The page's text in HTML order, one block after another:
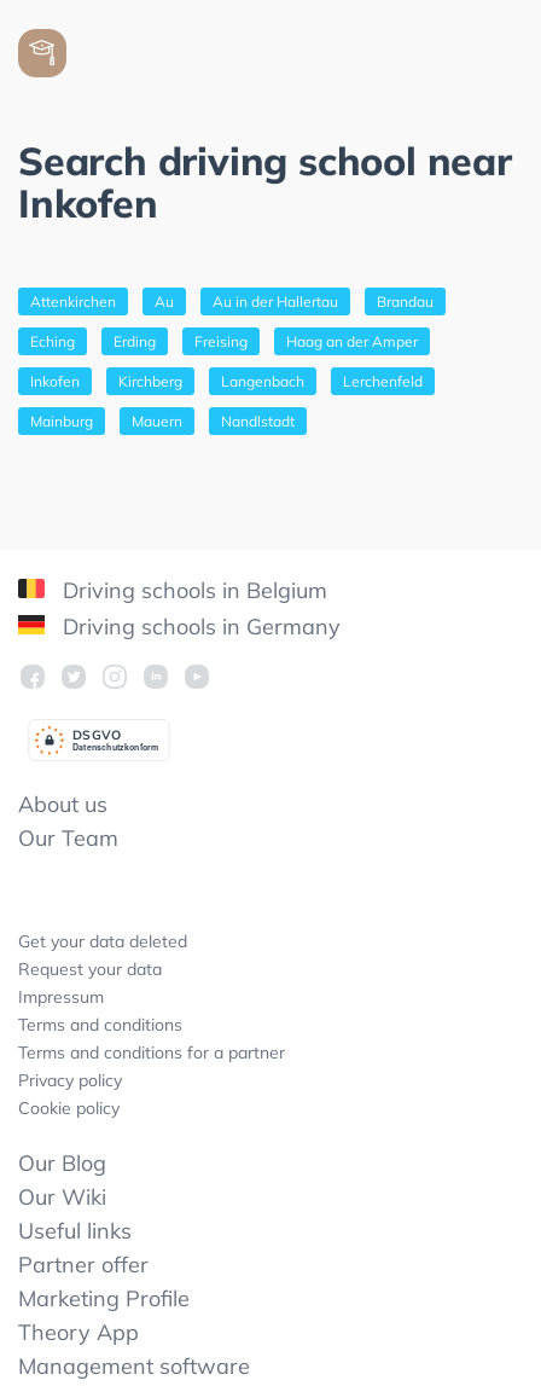
Search driving school near
Inkofen
Attenkirchen Au Au in der Hallertau Brandau
Eching Erding Freising Haag an der Amper
Inkofen Kirchberg Langenbach Lerchenfeld
Mainburg Mauern Nandlstadt
Driving schools in Belgium
Driving schools in Germany
Datenschutzkonform
DSGVO
About us
Our Team
Get your data deleted
Request your data
Impressum
Terms and conditions
Terms and conditions for a partner
Privacy policy
Cookie policy
Our Blog
Our Wiki
Useful links
Partner offer
Marketing Profile
Theory App
Management software